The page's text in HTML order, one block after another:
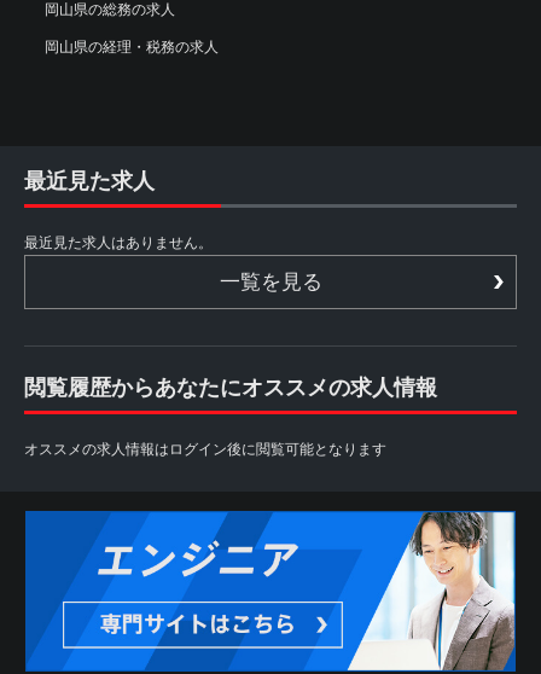
岡山県の総務の求人
岡山県の経理・税務の求人
最近見た求人
最近見た求人はありません。
一覧を見る
閲覧履歴からあなたにオススメの求人情報
オススメの求人情報はログイン後に閲覧可能となります